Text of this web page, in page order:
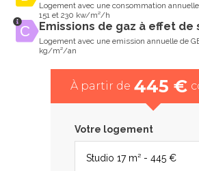
Logement avec une consommation
151 et 230 kw/m²/h
Emissions de gaz à effet de
Logement avec une emission annuelle de
kg/m²/an
À partir de 445 €
Votre logement